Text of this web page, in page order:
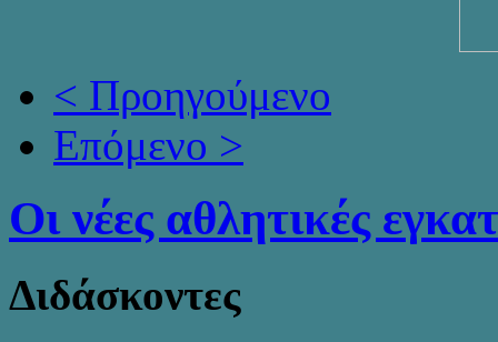
< Προηγούμενο
Επόμενο >
Οι νέες αθλητικές
Διδάσκοντες